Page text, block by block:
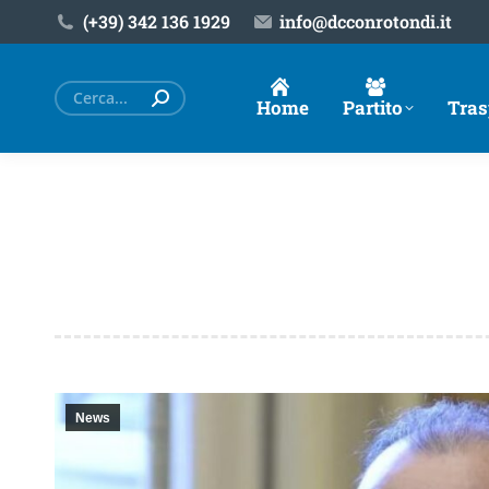
(+39) ‎342 136 1929 info@dcconrotondi.it
Home Partito
Cerca:
News